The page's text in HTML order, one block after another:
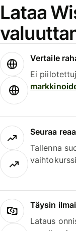
Lataa
Vertaile
Ei
Seuraa
Tallenna
Täysin
Lataus